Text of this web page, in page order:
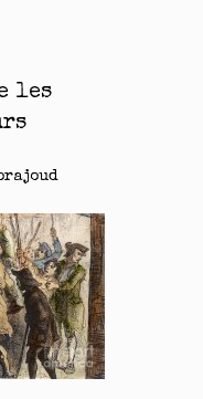
les